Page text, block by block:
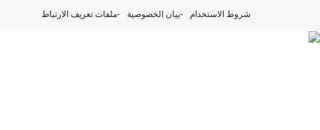
شروط الاستخدام بيان الخصوصية ملفات تعريف الارتباط